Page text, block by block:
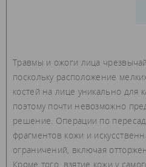
Травмы и ожоги лица
поскольку расположение
костей на лице уникально для
поэтому почти невозможно
решение. Операции по
фрагментов кожи и
ограничений, включая
Кроме того, взятие кожи у